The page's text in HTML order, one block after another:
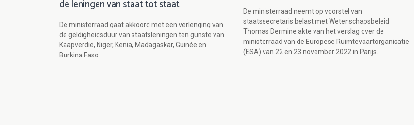
de leningen van staat tot staat
De ministerraad gaat akkoord met een verlenging van
de geldigheidsduur van staatsleningen ten gunste van
Kaapverdië, Niger, Kenia, Madagaskar, Guinée en
Burkina Faso.
De ministerraad neemt op voorstel van
staatssecretaris belast met Wetenschapsbeleid
Thomas Dermine akte van het verslag over de
ministerraad van de Europese Ruimtevaartorganisatie
(ESA) van 22 en 23 november 2022 in Parijs.